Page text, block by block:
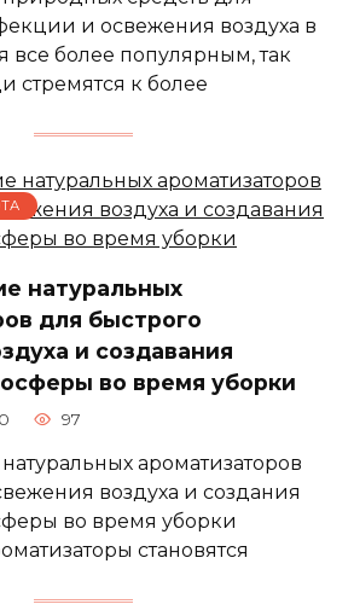
и освежения воздуха в
все более популярным, так
стремятся к более
натуральных
для быстрого
и создавания
во время уборки
0 97
ароматизаторов
воздуха и создания
во время уборки
становятся